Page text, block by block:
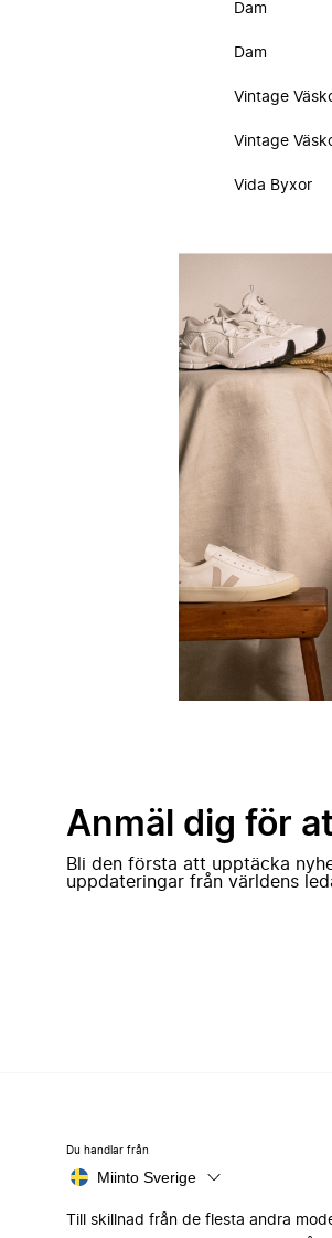
Dam
Dam
Vintage
Vintage
Vida Byxor
Anmäl dig för
Bli den första att upptäcka
uppdateringar från världens
Du handlar från
Miinto Sverige
Till skillnad från de flesta andra